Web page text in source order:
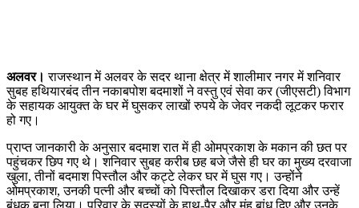
अलवर। राजस्थान में अलवर के सदर थाना क्षेत्र में शालीमार नगर में शनिवार
सुबह हथियारबंद तीन नकाबपोश बदमाशों ने वस्तु एवं सेवा कर (जीएसटी) विभाग
के सहायक आयुक्त के घर में घुसकर लाखों रुपये के जेवर नकदी लूटकर फरार
हो गए।
प्राप्त जानकारी के अनुसार बदमाश रात में ही ओमप्रकाश के मकान की छत पर
पहुंचकर छिप गए थे। शनिवार सुबह करीब छह बजे जैसे ही घर का मुख्य दरवाजा
खुला, तीनों बदमाश पिस्तौल और कट्टे लेकर घर में घुस गए। उन्होंने
ओमप्रकाश, उनकी पत्नी और बच्चों को पिस्तौल दिखाकर डरा दिया और उन्हें
बंधक बना लिया। परिवार के सदस्यों के हाथ-पैर और मुंह बांध दिए और उनके